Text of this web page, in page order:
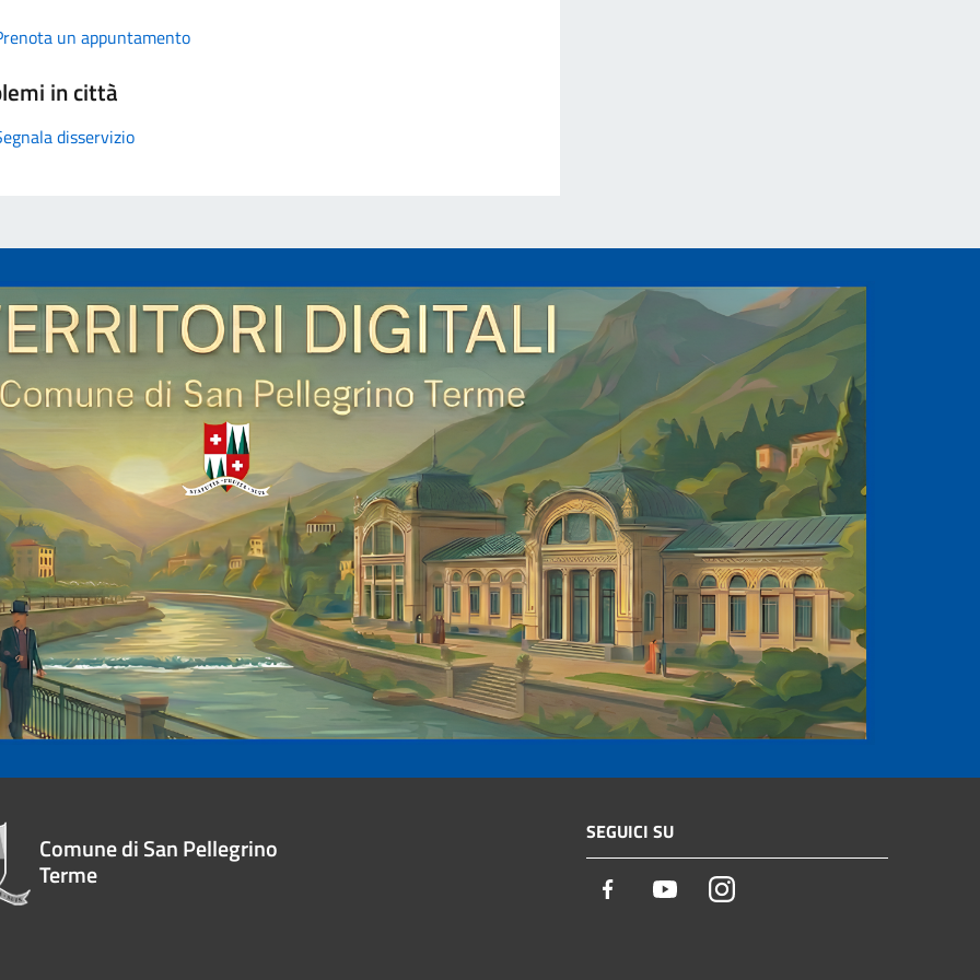
un appuntamento
in città
disservizio
Comune di San Pellegrino
Terme
SEGUICI SU
Facebook YoutubeInstagram